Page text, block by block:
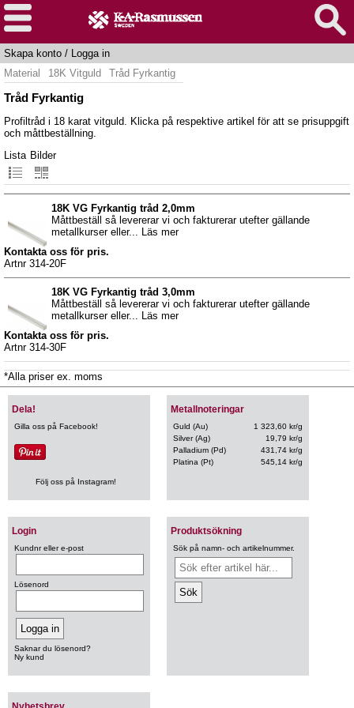
Skapa konto / Logga in
Material
18K Vitguld Tråd Fyrkantig
Tråd Fyrkantig
Profiltråd i 18 karat vitguld. Klicka på respektive artikel för att se prisuppgift
och måttbeställning.
Lista Bilder
18K VG Fyrkantig tråd 2,0mm
Måttbeställ så levererar vi och fakturerar utefter gällande
metallkurser eller... Läs mer
Kontakta oss för pris.
Artnr 314-20F
18K VG Fyrkantig tråd 3,0mm
Måttbeställ så levererar vi och fakturerar utefter gällande
metallkurser eller... Läs mer
Kontakta oss för pris.
Artnr 314-30F
*Alla priser ex. moms
Metallnoteringar
Guld (Au)
1 323,60 kr/g
Silver (Ag)
19,79 kr/g
Palladium (Pd)
431,74 kr/g
Platina (Pt)
545,14 kr/g
Login
Kundnr eller e-post
Lösenord
Saknar du lösenord?
Ny kund
Produktsökning
Sök på namn- och artikelnummer.
Dela!
Gilla oss på Facebook!
Följ oss på Instagram!